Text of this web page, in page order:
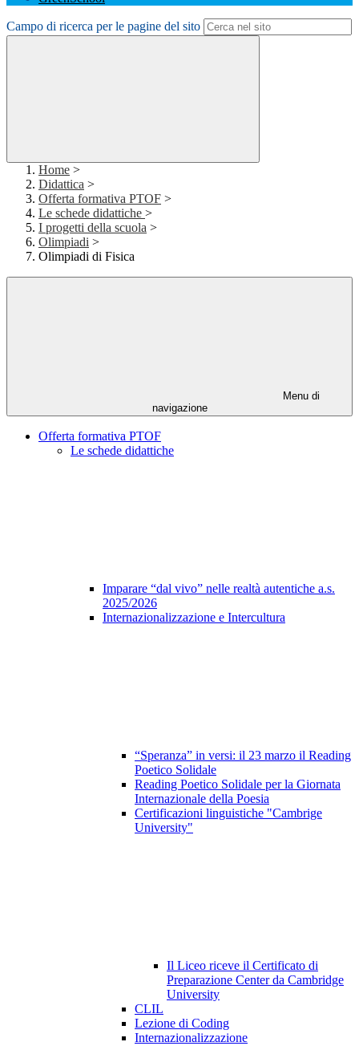
Campo di ricerca per le pagine del sito
Home >
Didattica >
Offerta formativa PTOF >
Le schede didattiche >
I progetti della scuola >
Olimpiadi >
Olimpiadi di Fisica
Menu di
navigazione
Offerta formativa PTOF
Le schede didattiche
Imparare “dal vivo” nelle realtà autentiche a.s.
2025/2026
Internazionalizzazione e Intercultura
“Speranza” in versi: il 23 marzo il Reading
Poetico Solidale
Reading Poetico Solidale per la Giornata
Internazionale della Poesia
Certificazioni linguistiche "Cambrige
University"
Il Liceo riceve il Certificato di
Preparazione Center da Cambridge
University
CLIL
Lezione di Coding
Internazionalizzazione